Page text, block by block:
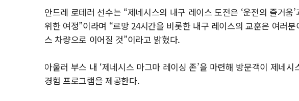
안드레 로테러 선수는 “제네시스의 내구 레이스 도전은 ‘운전의 즐거움
위한 여정”이라며 “르망 24시간을 비롯한 내구 레이스의 교훈은 여러
스 차량으로 이어질 것”이라고 밝혔다.
아울러 부스 내 ‘제네시스 마그마 레이싱 존’을 마련해 방문객이 제네
경험 프로그램을 제공한다.